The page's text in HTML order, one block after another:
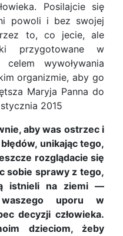
Posilajcie się
powoli i bez swojej
to, co jecie, ale
przygotowane w
wywoływania
organizmie, aby go
Maryja Panna do
2015
aby was ostrzec i
unikając tego,
rozglądacie się
sobie sprawy z tego,
istnieli na ziemi —
uporu w
decyzji człowieka.
dzieciom, żeby